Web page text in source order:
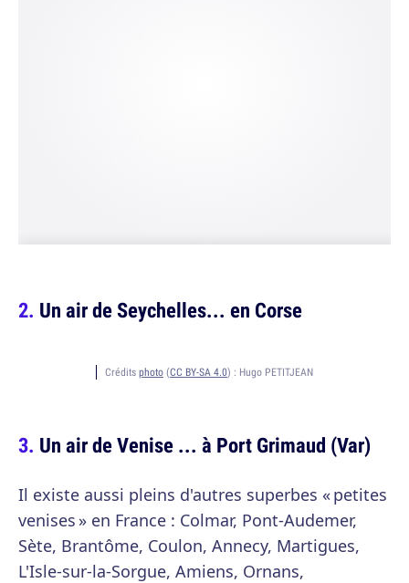
Un air de Seychelles... en Corse
Crédits photo (CC BY-SA 4.0) : Hugo PETITJEAN
Un air de Venise ... à Port Grimaud (Var)
Il existe aussi pleins d'autres superbes « petites
venises » en France : Colmar, Pont-Audemer,
Sète, Brantôme, Coulon, Annecy, Martigues,
L'Isle-sur-la-Sorgue, Amiens, Ornans,